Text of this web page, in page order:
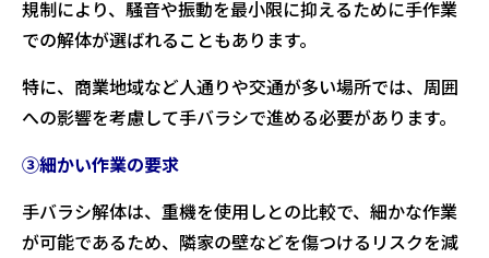
規制により、騒音や振動を最小限に抑えるために手作業
での解体が選ばれることもあります。
特に、商業地域など人通りや交通が多い場所では、周囲
への影響を考慮して手バラシで進める必要があります。
③細かい作業の要求
手バラシ解体は、重機を使用しとの比較で、細かな作業
が可能であるため、隣家の壁などを傷つけるリスクを減